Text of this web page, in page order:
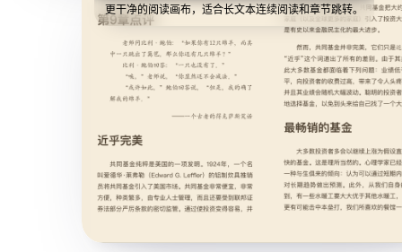
更干净的阅读画布，适合长文本连续阅读和章节跳转。